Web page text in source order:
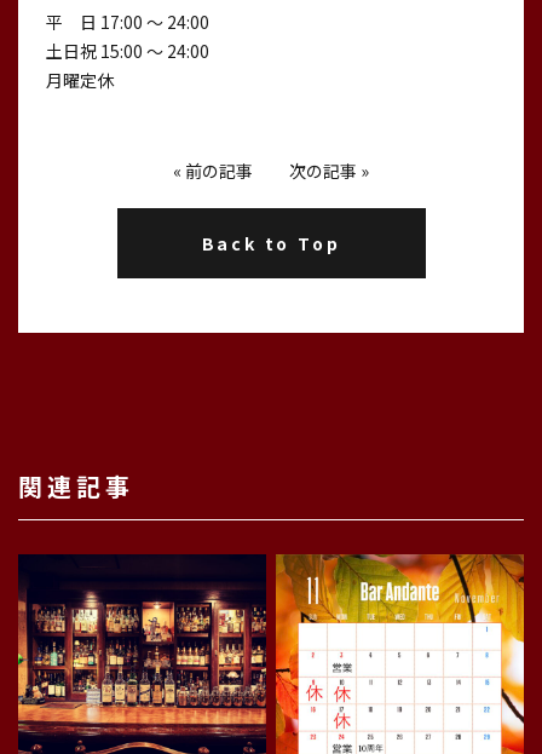
平 日 17:00 〜 24:00
土日祝 15:00 〜 24:00
月曜定休
« 前の記事 次の記事 »
Back to Top
関連記事